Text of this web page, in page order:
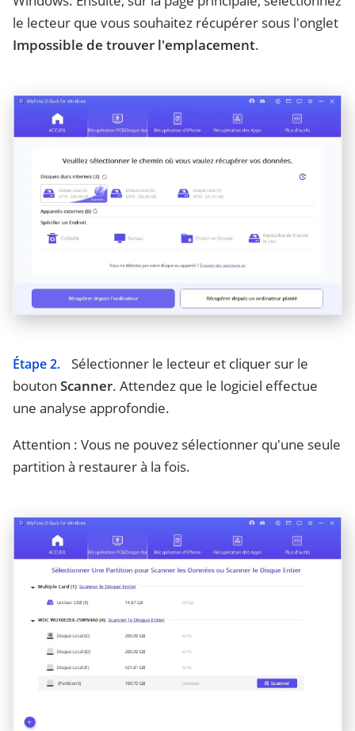
le lecteur que vous souhaitez récupérer sous l'onglet
Impossible de trouver l'emplacement.
Étape 2.
Sélectionner le lecteur et cliquer sur le
bouton Scanner. Attendez que le logiciel effectue
une analyse approfondie.
Attention : Vous ne pouvez sélectionner qu'une seule
partition à restaurer à la fois.